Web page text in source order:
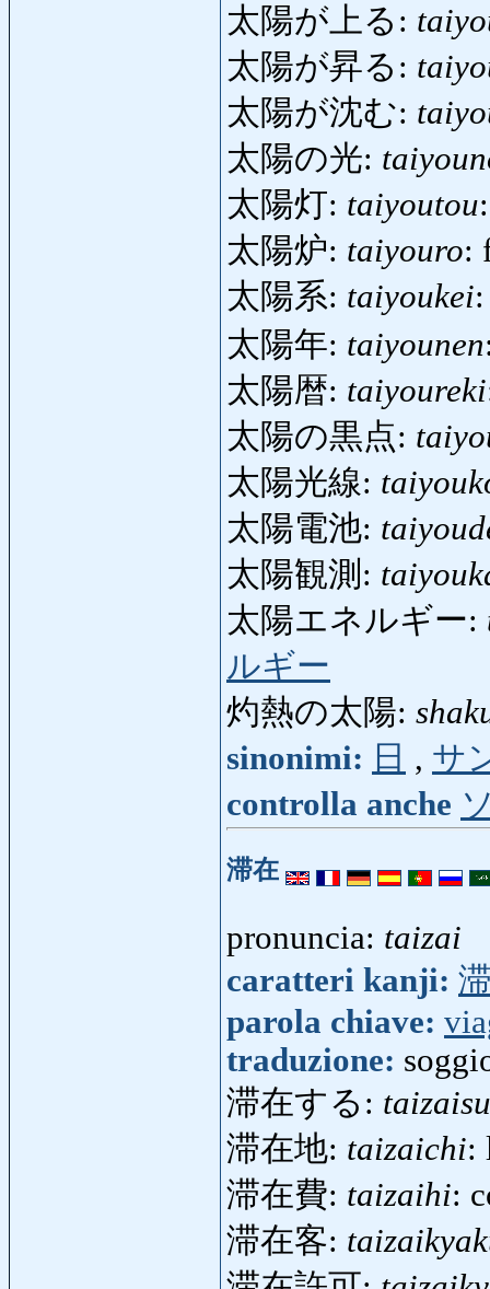
太陽が上る:
太陽が昇る:
太陽が沈む:
太陽の光:
太陽灯: taiyoutou
太陽炉: taiyouro:
太陽系: taiyoukei
太陽年: taiyounen
太陽暦: taiyoureki
太陽の黒点:
太陽光線:
太陽電池:
太陽観測:
太陽エネルギー:
ルギー
灼熱の太陽:
sinonimi: 日 , サ
controlla anche
滞在
pronuncia: taizai
caratteri kanji:
parola chiave:
traduzione:
滞在する:
滞在地: taizaichi:
滞在費: taizaihi:
滞在客: